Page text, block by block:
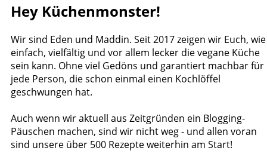
Hey Küchenmonster!
Wir sind Eden und Maddin. Seit 2017 zeigen wir Euch, wie
einfach, vielfältig und vor allem lecker die vegane Küche
sein kann. Ohne viel Gedöns und garantiert machbar für
jede Person, die schon einmal einen Kochlöffel
geschwungen hat.
Auch wenn wir aktuell aus Zeitgründen ein Blogging-
Päuschen machen, sind wir nicht weg - und allen voran
sind unsere über 500 Rezepte weiterhin am Start!